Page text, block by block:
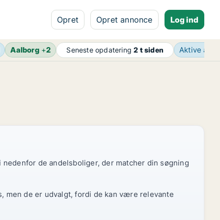
Opret Opret annonce Log ind
Aalborg+2 Seneste opdatering2 t siden Aktive
de andelsboliger, der matcher din søgning
men de er udvalgt, fordi de kan være relevante